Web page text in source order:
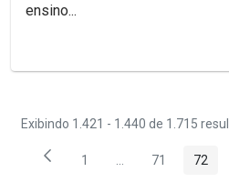
ensino...
Exibindo 1.421 - 1.440 de 1.715
Página
1 PáginasPágina
71 72